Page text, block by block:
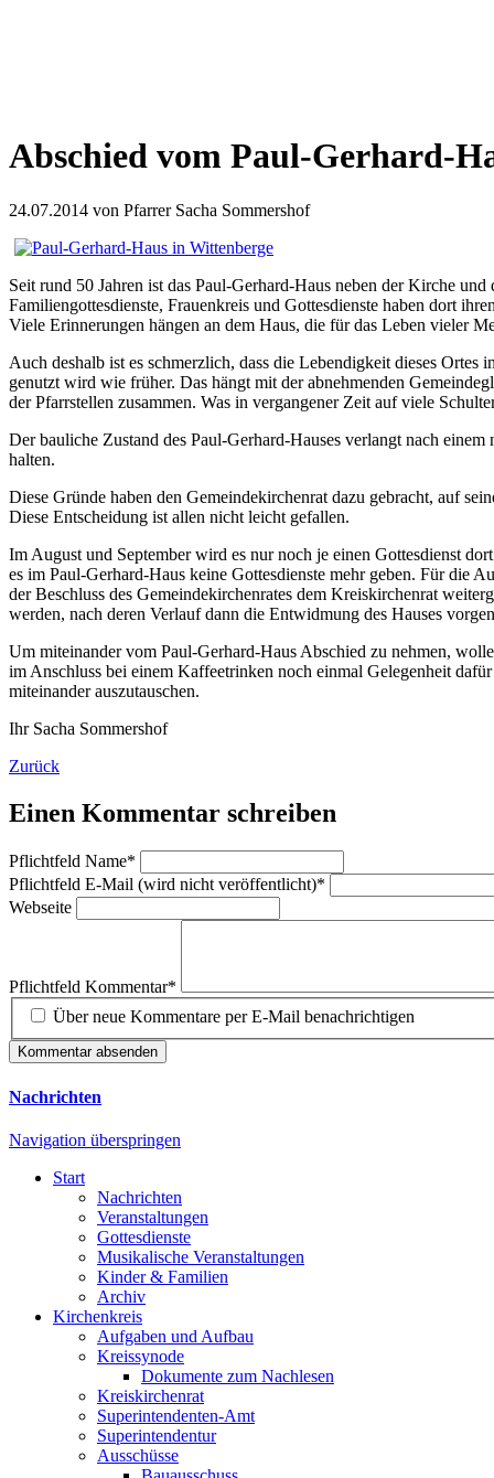
Abschied vom Paul-Gerhard-
24.07.2014 von Pfarrer Sacha Sommershof
Seit rund 50 Jahren ist das Paul-Gerhard-Haus neben der Kirche
Familiengottesdienste, Frauenkreis und Gottesdienste haben dort
Viele Erinnerungen hängen an dem Haus, die für das Leben vieler
Auch deshalb ist es schmerzlich, dass die Lebendigkeit dieses
genutzt wird wie früher. Das hängt mit der abnehmenden
der Pfarrstellen zusammen. Was in vergangener Zeit auf viele
Der bauliche Zustand des Paul-Gerhard-Hauses verlangt nach
halten.
Diese Gründe haben den Gemeindekirchenrat dazu gebracht, auf
Diese Entscheidung ist allen nicht leicht gefallen.
Im August und September wird es nur noch je einen Gottesdienst
es im Paul-Gerhard-Haus keine Gottesdienste mehr geben. Für die
der Beschluss des Gemeindekirchenrates dem Kreiskirchenrat
werden, nach deren Verlauf dann die Entwidmung des Hauses
Um miteinander vom Paul-Gerhard-Haus Abschied zu nehmen,
im Anschluss bei einem Kaffeetrinken noch einmal Gelegenheit
miteinander auszutauschen.
Ihr Sacha Sommershof
Zurück
Einen Kommentar schreiben
Pflichtfeld Name*
Pflichtfeld E-Mail (wird nicht veröffentlicht)*
Webseite
Pflichtfeld Kommentar*
Über neue Kommentare per E-Mail benachrichtigen
Kommentar absenden
Nachrichten
Navigation überspringen
Start
Nachrichten
Veranstaltungen
Gottesdienste
Musikalische Veranstaltungen
Kinder & Familien
Archiv
Kirchenkreis
Aufgaben und Aufbau
Kreissynode
Dokumente zum Nachlesen
Kreiskirchenrat
Superintendenten-Amt
Superintendentur
Ausschüsse